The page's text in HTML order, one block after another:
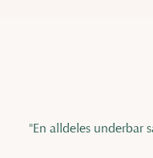
"En alldeles underbar